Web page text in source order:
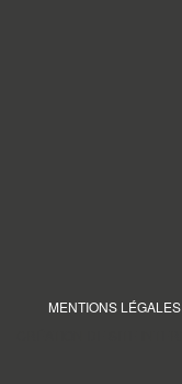
MENTIONS LÉGALES